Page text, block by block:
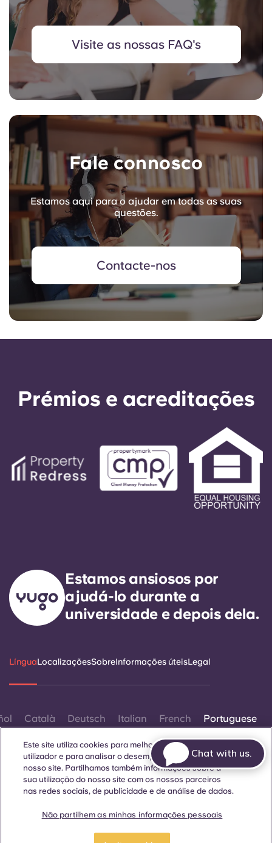
Visite as nossas FAQ's
Fale connosco
Estamos aqui para o ajudar em todas as suas
questões.
Contacte-nos
Prémios e acreditações
Estamos ansiosos por
ajudá-lo durante a
universidade e depois dela.
LínguaLocalizaçõesSobreInformações úteisLegal
Català Deutsch Italian French Portuguese
Este site utiliza cookies para melhorar a experiência do
utilizador e para analisar o desempenho e o tráfego no
nosso site. Partilhamos também informações sobre a
sua utilização do nosso site com os nossos parceiros
nas redes sociais, de publicidade e de análise de dados.
Não partilhem as minhas informações pessoais
Chat with us.